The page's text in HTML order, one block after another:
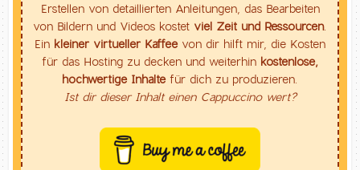
Erstellen von detaillierten Anleitungen, das Bearbeiten
von Bildern und Videos kostet viel Zeit und Ressourcen.
Ein kleiner virtueller Kaffeevon dir hilft mir, die Kosten
für das Hosting zu decken und weiterhin kostenlose,
hochwertige Inhaltefür dich zu produzieren.
Ist dir dieser Inhalt einen Cappuccino wert?